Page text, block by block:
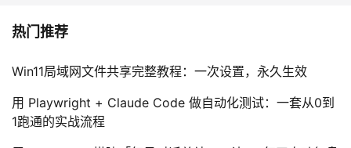
热门推荐
Win11局域网文件共享完整教程：一次设置，永久生效
用 Playwright + Claude Code 做自动化测试：一套从0到
1跑通的实战流程